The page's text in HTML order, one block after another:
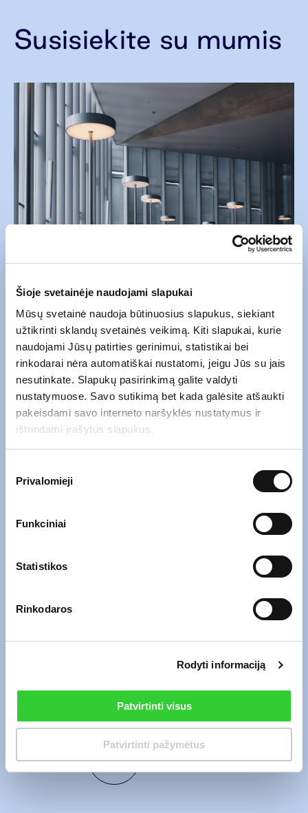
Šioje svetainėje naudojami slapukai
Mūsų svetainė naudoja būtinuosius slapukus, siekiant
užtikrinti sklandų svetainės veikimą. Kiti slapukai, kurie
naudojami Jūsų patirties gerinimui, statistikai bei
rinkodarai nėra automatiškai nustatomi, jeigu Jūs su jais
nesutinkate. Slapukų pasirinkimą galite valdyti
nustatymuose. Savo sutikimą bet kada galėsite atšaukti
pakeisdami savo interneto naršyklės nustatymus ir
ištrindami įrašytus slapukus.
pasirinkimas
Privalomieji
Funkciniai
Statistikos
Rinkodaros
Rodyti informaciją
Patvirtinti visus
Patvirtinti pažymėtus
Susisiekite su mumis
Atsiųskite mums el. laišką naudodami
žemiau esančią formą.
Įrašykite savo
adresas ir užklausoje pateikti duomenys) būtų renkami ir tvarkomi siekiant
informacija bus saugoma tol, kol bus išnagrinėta užklausa, ir ne ilgiau nei 2
Siųsti